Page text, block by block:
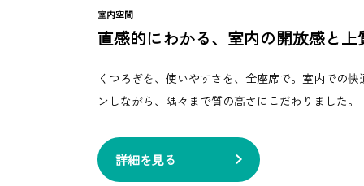
室内空間
直感的にわかる、室内の開放感と上
くつろぎを、使いやすさを、全座席で。室内での
ンしながら、隅々まで質の高さにこだわりました。
詳細を見る